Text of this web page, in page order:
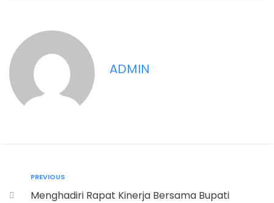
ADMIN
PREVIOUS
Menghadiri Rapat Kinerja Bersama Bupati